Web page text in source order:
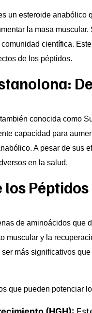
un esteroide anabólico
la masa
científica.
de los péptidos.
conocida como
capacidad para
A pesar de sus
en la salud.
los
de aminoácidos que
muscular y la
ser más significativos
que pueden potenciar